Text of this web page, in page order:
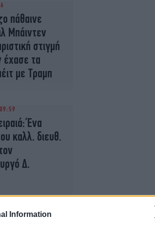
Information
MEDIA
πάθαινε
Μπάιντεν
στιγμή
έχασε τα
με Τραμπ
Ένα
καλλ. διευθ.
Δ.